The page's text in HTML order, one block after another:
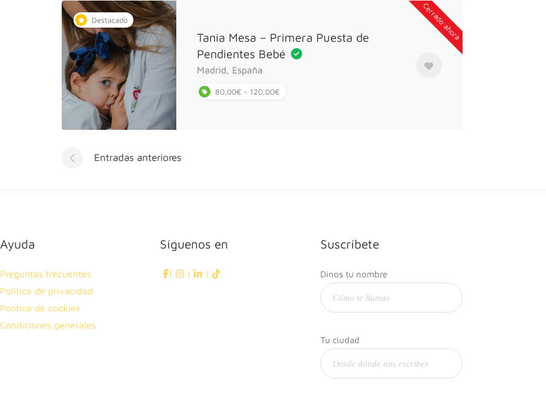
Destacado Cerrado ahora
Tania Mesa – Primera Puesta de
Pendientes Bebé
Madrid, España
80,00€ - 120,00€
Navegación
Entradas anteriores
Ayuda
Preguntas frecuentes
Política de privacidad
Política de cookies
Condiciones generales
Síguenos en
| | |
Suscríbete
Dinos tu nombre
Tu ciudad